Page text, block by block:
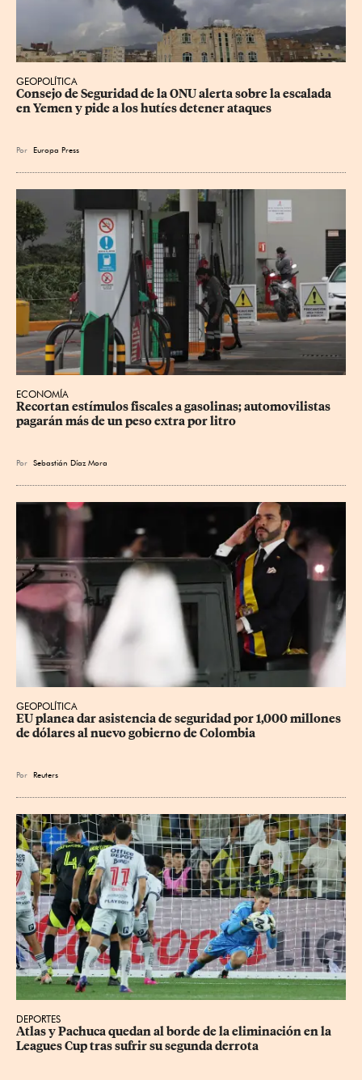
GEOPOLÍTICA
Consejo de Seguridad de la ONU alerta sobre la escalada
en Yemen y pide a los hutíes detener ataques
Por Europa Press
ECONOMÍA
Recortan estímulos fiscales a gasolinas; automovilistas
pagarán más de un peso extra por litro
Por Sebastián Díaz Mora
GEOPOLÍTICA
EU planea dar asistencia de seguridad por 1,000 millones
de dólares al nuevo gobierno de Colombia
Por Reuters
DEPORTES
Atlas y Pachuca quedan al borde de la eliminación en la
Leagues Cup tras sufrir su segunda derrota